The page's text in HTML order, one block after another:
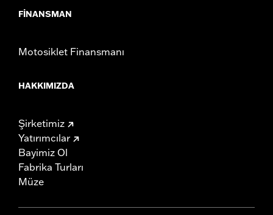
FINANSMAN
Motosiklet Finansmanı
HAKKIMIZDA
Şirketimiz
Yatırımcılar
Bayimiz Ol
Fabrika Turları
Müze